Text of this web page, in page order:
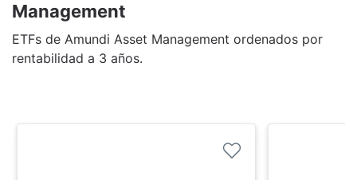
Management
ETFs de Amundi Asset Management ordenados por
rentabilidad a 3 años.